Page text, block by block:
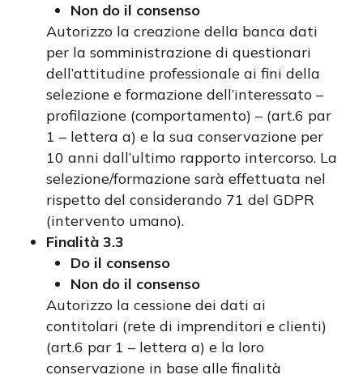
Non do il consenso
Autorizzo la creazione della banca dati
per la somministrazione di questionari
dell’attitudine professionale ai fini della
selezione e formazione dell’interessato –
profilazione (comportamento) – (art.6 par
1 – lettera a) e la sua conservazione per
10 anni dall’ultimo rapporto intercorso. La
selezione/formazione sarà effettuata nel
rispetto del considerando 71 del GDPR
(intervento umano).
Finalità 3.3
Do il consenso
Non do il consenso
Autorizzo la cessione dei dati ai
contitolari (rete di imprenditori e clienti)
(art.6 par 1 – lettera a) e la loro
conservazione in base alle finalità